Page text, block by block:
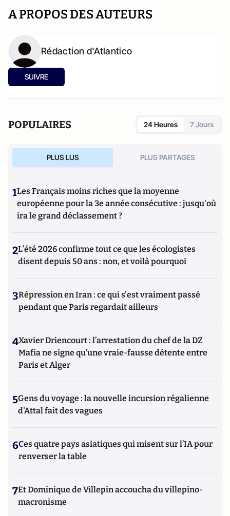
A PROPOS DES AUTEURS
Rédaction d'Atlantico
SUIVRE
POPULAIRES 24 Heures 7 Jours
PLUS LUS PLUS PARTAGES
1Les Français moins riches que la moyenne
européenne pour la 3e année consécutive : jusqu'où
ira le grand déclassement ?
2L’été 2026 confirme tout ce que les écologistes
disent depuis 50 ans : non, et voilà pourquoi
3Répression en Iran : ce qui s'est vraiment passé
pendant que Paris regardait ailleurs
4Xavier Driencourt : l’arrestation du chef de la DZ
Mafia ne signe qu’une vraie-fausse détente entre
Paris et Alger
5Gens du voyage : la nouvelle incursion régalienne
d'Attal fait des vagues
6Ces quatre pays asiatiques qui misent sur l’IA pour
renverser la table
7Et Dominique de Villepin accoucha du villepino-
macronisme